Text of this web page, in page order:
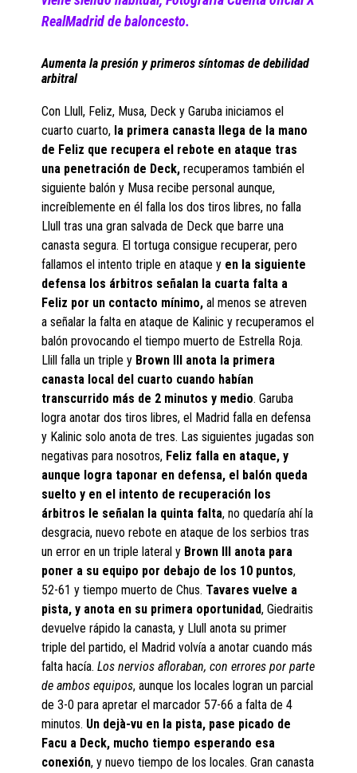
RealMadrid de baloncesto.
Aumenta la presión y primeros síntomas de debilidad
arbitral
Con Llull, Feliz, Musa, Deck y Garuba iniciamos el
cuarto cuarto, la primera canasta llega de la mano
de Feliz que recupera el rebote en ataque tras
una penetración de Deck, recuperamos también el
siguiente balón y Musa recibe personal aunque,
increíblemente en él falla los dos tiros libres, no falla
Llull tras una gran salvada de Deck que barre una
canasta segura. El tortuga consigue recuperar, pero
fallamos el intento triple en ataque y en la siguiente
defensa los árbitros señalan la cuarta falta a
Feliz por un contacto mínimo,al menos se atreven
a señalar la falta en ataque de Kalinic y recuperamos el
balón provocando el tiempo muerto de Estrella Roja.
Llill falla un triple y Brown III anota la primera
canasta local del cuarto cuando habían
transcurrido más de 2 minutos y medio. Garuba
logra anotar dos tiros libres, el Madrid falla en defensa
y Kalinic solo anota de tres. Las siguientes jugadas son
negativas para nosotros, Feliz falla en ataque, y
aunque logra taponar en defensa, el balón queda
suelto y en el intento de recuperación los
árbitros le señalan la quinta falta, no quedaría ahí la
desgracia, nuevo rebote en ataque de los serbios tras
un error en un triple lateral y Brown III anota para
poner a su equipo por debajo de los 10 puntos,
52-61 y tiempo muerto de Chus. Tavares vuelve a
pista, y anota en su primera oportunidad, Giedraitis
devuelve rápido la canasta, y Llull anota su primer
triple del partido, el Madrid volvía a anotar cuando más
falta hacía.Los nervios afloraban, con errores por parte
de ambos equipos, aunque los locales logran un parcial
de 3-0 para apretar el marcador 57-66 a falta de 4
minutos. Un dejà-vu en la pista, pase picado de
Facu a Deck, mucho tiempo esperando esa
conexión, y nuevo tiempo de los locales. Gran canasta